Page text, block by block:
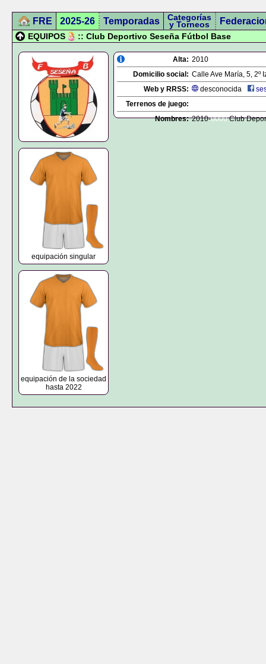
FRE 2025-26 Temporadas Categorías
y Torneos
EQUIPOS :: Club Deportivo Seseña Fútbol Base
equipación singular
equipación de la sociedad
hasta 2022
Alta: 2010
Domicilio social: Calle Ave María, 5, 2º
Web y RRSS:
desconocida
Terrenos de juego:
Nombres: 2010-0000Club